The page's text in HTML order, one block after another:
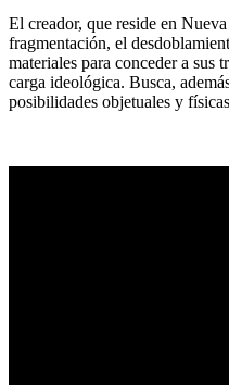
El creador, que reside en
fragmentación, el
materiales para conceder a sus
carga ideológica. Busca,
posibilidades objetuales y